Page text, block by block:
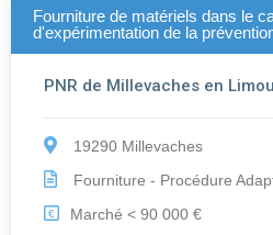
Fourniture de matériels dans le
d'expérimentation de la
PNR de Millevaches en
19290 Millevaches
Fourniture - Procédure
€
Marché < 90 000 €